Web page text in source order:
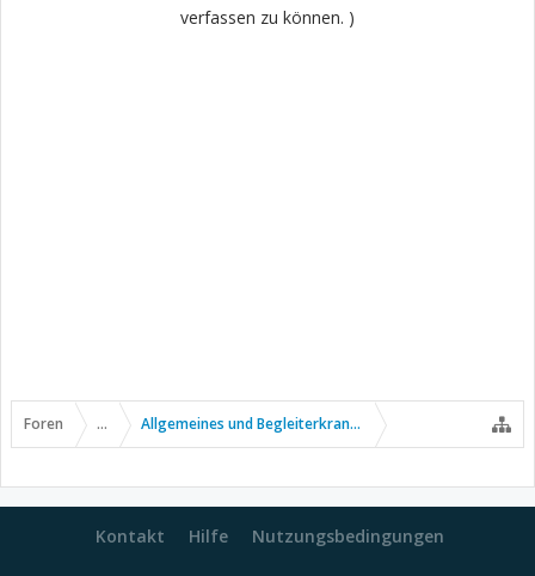
verfassen zu können. )
Foren ... Allgemeines und Begleiterkrankungen
Kontakt Hilfe Nutzungsbedingungen